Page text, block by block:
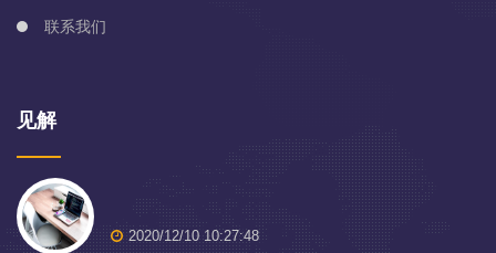
联系我们
见解
2020/12/10 10:27:48